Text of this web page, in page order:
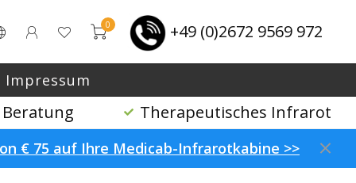
0 +49 (0)2672 9569 972
Impressum
Therapeutisches Infrarot
€ 75 auf Ihre Medicab-Infrarotkabine >>